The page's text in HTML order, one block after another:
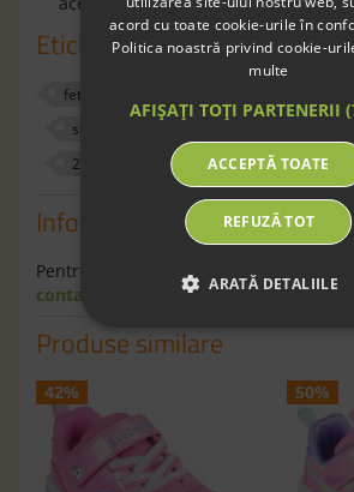
Etichete
fete
skechers
21
32 30
Informaţii
Pentru informaţii suplimentare scrie-ne
contact
Produse similare
42% 50%
acord cu toate cookie-urile în
Politica noastră privind cookie-
multe
AFIȘAȚI TOȚI PARTENERII
ACCEPTĂ TOATE
REFUZĂ TOT
ARATĂ DETALIILE